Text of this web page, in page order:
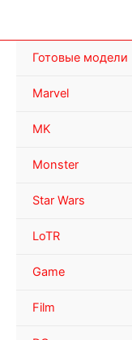
Готовые модели
Marvel
MK
Monster
Star Wars
LoTR
Game
Film